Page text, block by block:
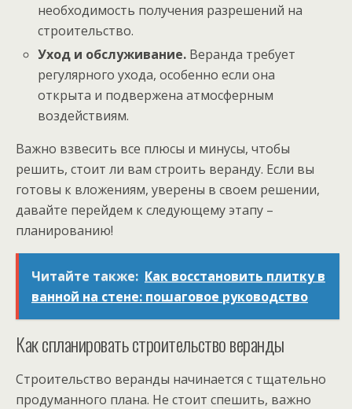
необходимость получения разрешений на
строительство.
Уход и обслуживание. Веранда требует
регулярного ухода, особенно если она
открыта и подвержена атмосферным
воздействиям.
Важно взвесить все плюсы и минусы, чтобы
решить, стоит ли вам строить веранду. Если вы
готовы к вложениям, уверены в своем решении,
давайте перейдем к следующему этапу –
планированию!
Читайте также: Как восстановить плитку в
ванной на стене: пошаговое руководство
Как спланировать строительство веранды
Строительство веранды начинается с тщательно
продуманного плана. Не стоит спешить, важно